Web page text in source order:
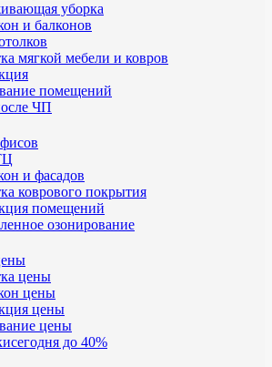
уборка
и балконов
мягкой мебели и ковров
помещений
ЧП
и фасадов
коврового покрытия
помещений
озонирование
цены
цены
цены
цены
сегодня до 40%